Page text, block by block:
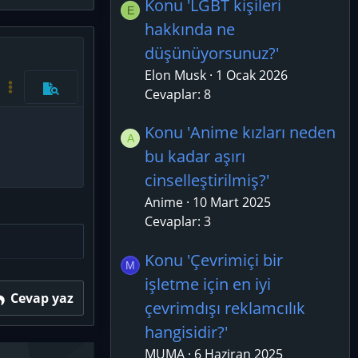
seçenek…
aç/kapat
Daha fazla seçenek…
Önizleme
Cevap yaz
E
Konu 'LGBT kişileri
hakkında ne
düşünüyorsunuz?'
Elon Musk 1 Ocak 2026
Cevaplar: 8
A
Konu 'Anime kızları neden
bu kadar aşırı
cinselleştirilmiş?'
Anime 10 Mart 2025
Cevaplar: 3
M
Konu 'Çevrimiçi bir
işletme için en iyi
çevrimdışı reklamcılık
hangisidir?'
MUMA 6 Haziran 2025